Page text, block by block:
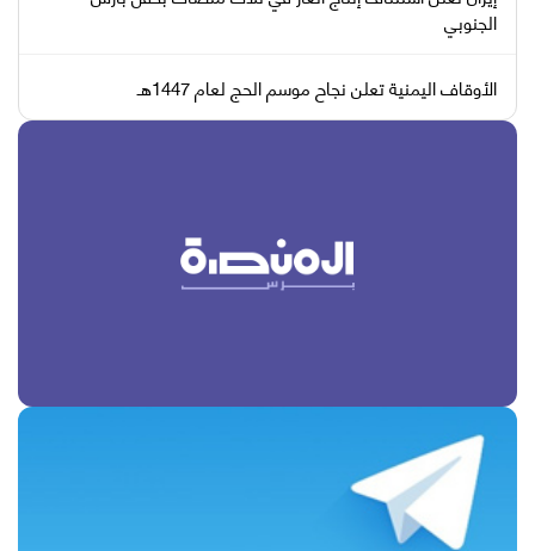
الجنوبي
الأوقاف اليمنية تعلن نجاح موسم الحج لعام 1447هـ